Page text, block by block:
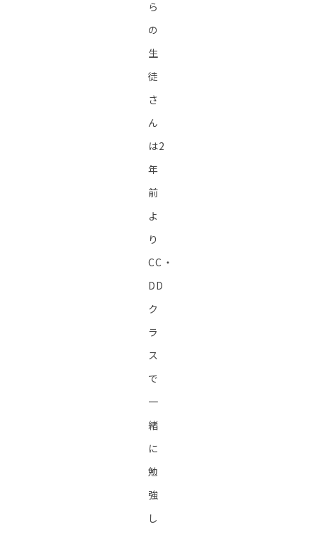
ら
の
生
徒
さ
ん
は2
年
前
よ
り
CC・
DD
ク
ラ
ス
で
一
緒
に
勉
強
し